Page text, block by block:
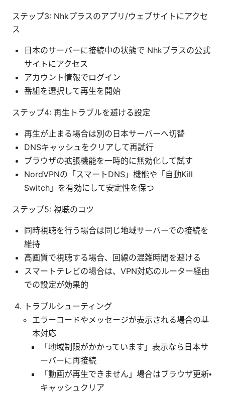
ステップ3: Nhkプラスのアプリ/ウェブサイトにアクセ
ス
日本のサーバーに接続中の状態で Nhkプラスの公式
サイトにアクセス
アカウント情報でログイン
番組を選択して再生を開始
ステップ4: 再生トラブルを避ける設定
再生が止まる場合は別の日本サーバーへ切替
DNSキャッシュをクリアして再試行
ブラウザの拡張機能を一時的に無効化して試す
NordVPNの「スマートDNS」機能や「自動Kill
Switch」を有効にして安定性を保つ
ステップ5: 視聴のコツ
同時視聴を行う場合は同じ地域サーバーでの接続を
維持
高画質で視聴する場合、回線の混雑時間を避ける
スマートテレビの場合は、VPN対応のルーター経由
での設定が効果的
トラブルシューティング
エラーコードやメッセージが表示される場合の基
本対応
「地域制限がかかっています」表示なら日本サ
ーバーに再接続
「動画が再生できません」場合はブラウザ更新・
キャッシュクリア